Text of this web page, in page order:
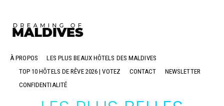
À PROPOS
LES PLUS BEAUX HÔTELS DES MALDIVES
TOP 10 HÔTELS DE RÊVE 2026 | VOTEZ
CONTACT
NEWSLETTER
CONFIDENTIALITÉ